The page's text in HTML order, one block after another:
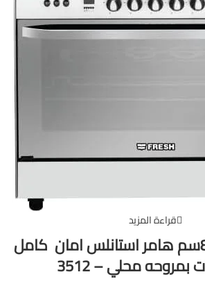
قراءة المزيد
بوتجاز فريش 80سم هامر استانلس امان كامل
محلي – 3512